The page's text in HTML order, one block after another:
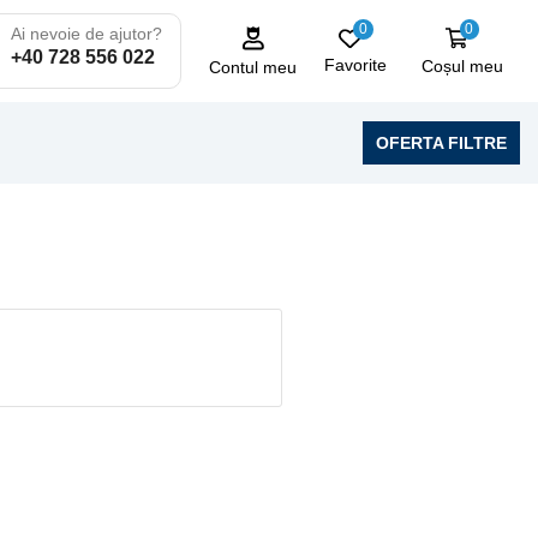
Ai nevoie de ajutor?
+40 728 556 022
Contul meu
0
Favorite
0
Coșul meu
OFERTA FILTRE